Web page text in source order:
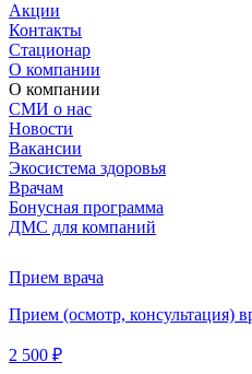
Акции
Контакты
Стационар
О компании
О компании
СМИ о нас
Новости
Вакансии
Экосистема здоровья
Врачам
Бонусная программа
ДМС для компаний
Прием врача
Прием (осмотр, консультация)
2 500 ₽